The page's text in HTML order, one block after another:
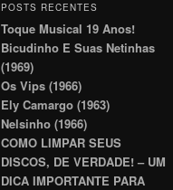
POSTS RECENTES
Toque Musical 19 Anos!
Bicudinho E Suas Netinhas
(1969)
Os Vips (1966)
Ely Camargo (1963)
Nelsinho (1966)
COMO LIMPAR SEUS
DISCOS, DE VERDADE! – UM
DICA IMPORTANTE PARA